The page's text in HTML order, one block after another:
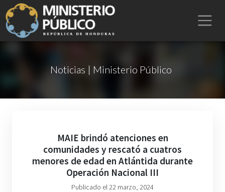
Noticias | Ministerio Público
MAIE brindó atenciones en
comunidades y rescató a cuatros
menores de edad en Atlántida durante
Operación Nacional III
Publicado el 22 marzo, 2024